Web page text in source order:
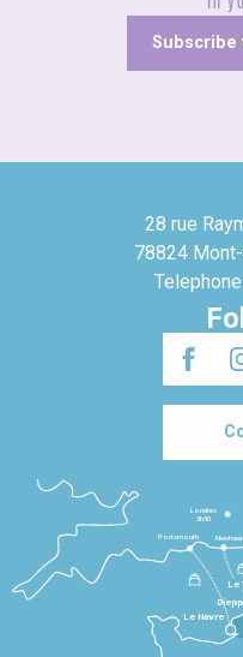
Subscribe
28 rue
78824
Le Havre
Le
Londres
3h30
Portsmouth